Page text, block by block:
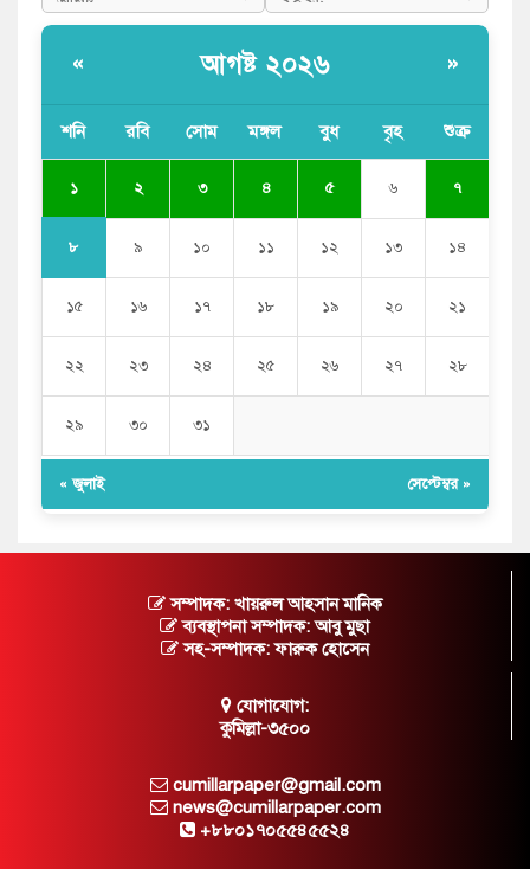
« আগষ্ট ২০২৬ »
শনি রবি সোম মঙ্গল বুধ বৃহ শুক্র
১ ২ ৩ ৪ ৫ ৬ ৭
৮ ৯ ১০ ১১ ১২ ১৩ ১৪
১৫ ১৬ ১৭ ১৮ ১৯ ২০ ২১
২২ ২৩ ২৪ ২৫ ২৬ ২৭ ২৮
২৯ ৩০ ৩১
« জুলাই সেপ্টেম্বর »
সম্পাদক: খায়রুল আহসান মানিক
ব্যবস্থাপনা সম্পাদক: আবু মুছা
সহ-সম্পাদক: ফারুক হোসেন
যোগাযোগ:
কুমিল্লা-৩৫০০
cumillarpaper@gmail.com
news@cumillarpaper.com
+৮৮০১৭০৫৫৪৫৫২৪